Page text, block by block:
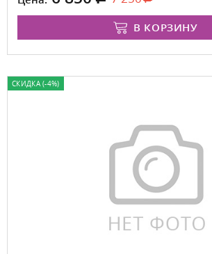
В КОРЗИНУ
СКИДКА (-4%)